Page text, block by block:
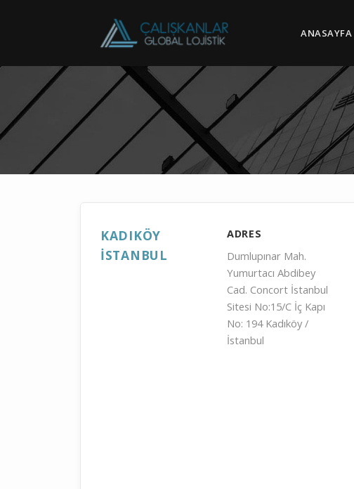
ANASAYFA
KADIKÖY
İSTANBUL
ADRES
Dumlupınar Mah.
Yumurtacı Abdibey
Cad. Concort İstanbul
Sitesi No:15/C İç Kapı
No: 194 Kadıköy /
İstanbul